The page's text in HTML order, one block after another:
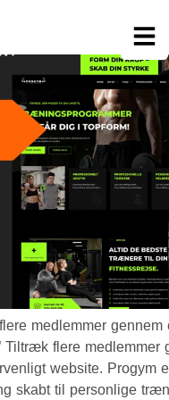
medlemmer gennem
Tiltræk flere medlemmer
website. Progym
skabt til personlige